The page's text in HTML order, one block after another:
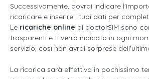
Successivamente, dovrai indicare
ricaricare e inserire i tuoi dati per
Le ricariche online di doctorSIM sono
trasparenti e ti verrà indicato in ogni
servizio, così non avrai sorprese
La ricarica sarà effettiva in pochissimo